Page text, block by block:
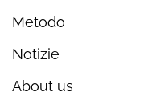
Metodo
Notizie
About us